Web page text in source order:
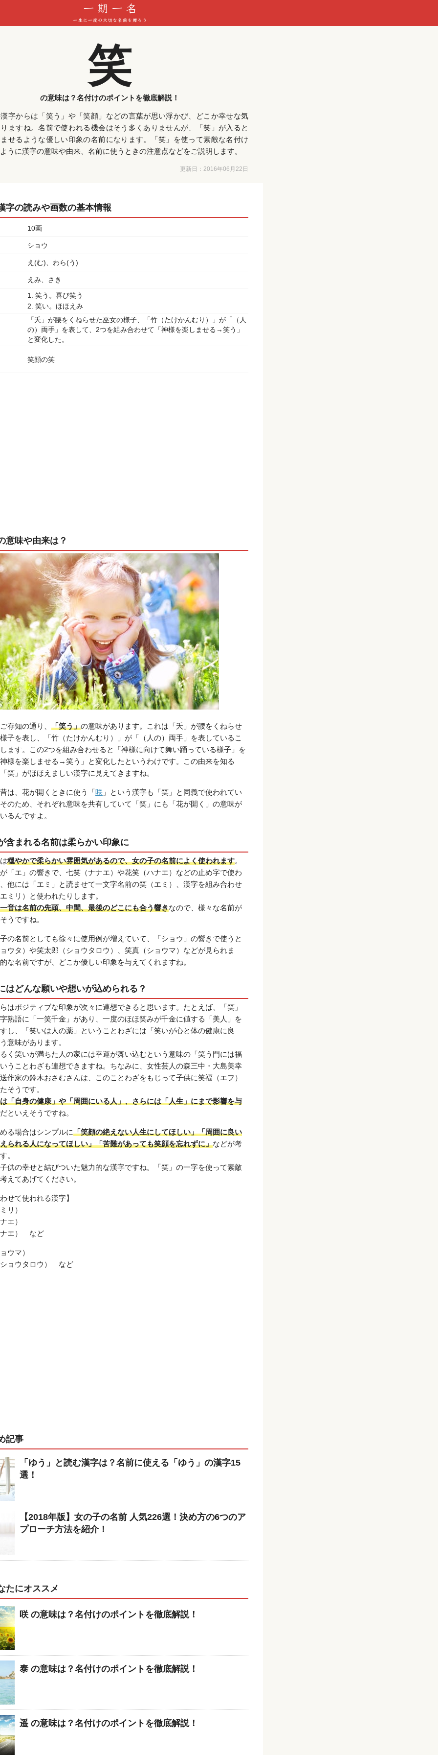
笑
の意味は？名付けのポイントを徹底解説！
字からは「笑う」や「笑顔」などの言葉が思い浮かび、どこか幸せな気
ますね。名前で使われる機会はそう多くありませんが、「笑」が入ると
せるような優しい印象の名前になります。「笑」を使って素敵な名付け
うに漢字の意味や由来、名前に使うときの注意点などをご説明します。
更新日： 2016年06月22日
字の読みや画数の基本情報
10画
ショウ
え(む)、わら(う)
えみ、さき
1. 笑う。喜び笑う
2. 笑い。ほほえみ
「夭」が腰をくねらせた巫女の様子、「竹（たけかんむり）」が「（人
の）両手」を表して、2つを組み合わせて「神様を楽しませる→笑う」
と変化した。
笑顔の笑
意味や由来は？
存知の通り、 「笑う」の意味があります。これは「夭」が腰をくねらせ
子を表し、「竹（たけかんむり）」が「（人の）両手」を表しているこ
ます。この2つを組み合わせると「神様に向けて舞い踊っている様子」を
様を楽しませる→笑う」と変化したというわけです。この由来を知る
笑」がほほえましい漢字に見えてきますね。
は、花が開くときに使う「咲 」という漢字も「笑」と同義で使われてい
のため、それぞれ意味を共有していて「笑」にも「花が開く」の意味が
るんですよ。
含まれる名前は柔らかい印象に
穏やかで柔らかい雰囲気があるので、女の子の名前によく使われます。
「エ」の響きで、七笑（ナナエ）や花笑（ハナエ）などの止め字で使わ
他には「エミ」と読ませて一文字名前の笑（エミ）、漢字を組み合わせ
ミリ）と使われたりします。
音は名前の先頭、中間、最後のどこにも合う響きなので、様々な名前が
うですね。
の名前としても徐々に使用例が増えていて、「ショウ」の響きで使うと
ウタ）や笑太郎（ショウタロウ）、笑真（ショウマ）などが見られま
な名前ですが、どこか優しい印象を与えてくれますね。
はどんな願いや想いが込められる？
はポジティブな印象が次々に連想できると思います。たとえば、「笑」
熟語に「一笑千金」があり、一度のほほ笑みが千金に値する「美人」を
し、「笑いは人の薬」ということわざには「笑いが心と体の健康に良
意味があります。
く笑いが満ちた人の家には幸運が舞い込むという意味の「笑う門には福
うことわざも連想できますね。ちなみに、女性芸人の森三中・大島美幸
作家の鈴木おさむさんは、このことわざをもじって子供に笑福（エフ）
そうです。
「自身の健康」や「周囲にいる人」、さらには「人生」にまで影響を与
だといえそうですね。
る場合はシンプルに「笑顔の絶えない人生にしてほしい」「周囲に良い
られる人になってほしい」「苦難があっても笑顔を忘れずに」などが考
。
供の幸せと結びついた魅力的な漢字ですね。「笑」の一字を使って素敵
えてあげてください。
せて使われる漢字】
リ）
エ）
ナエ） など
ウマ）
ョウタロウ） など
記事
「ゆう」と読む漢字は？名前に使える「ゆう」の漢字15
選！
【2018年版】女の子の名前 人気226選！決め方の6つのア
プローチ方法を紹介！
たにオススメ
咲 の意味は？名付けのポイントを徹底解説！
泰 の意味は？名付けのポイントを徹底解説！
遥 の意味は？名付けのポイントを徹底解説！